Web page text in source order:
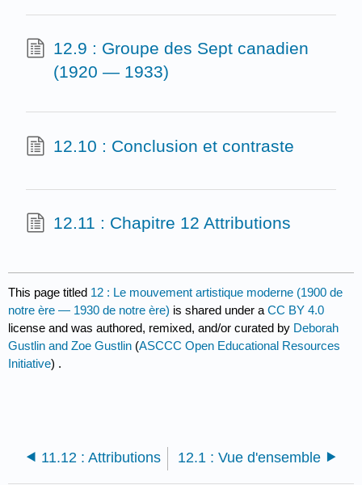
12.9 : Groupe des Sept canadien
(1920 — 1933)
12.10 : Conclusion et contraste
12.11 : Chapitre 12 Attributions
This page titled 12 : Le mouvement artistique moderne (1900 de
notre ère — 1930 de notre ère) is shared under aCC BY 4.0
license and was authored, remixed, and/or curated by Deborah
Gustlin and Zoe Gustlin (ASCCC Open Educational Resources
Initiative) .
11.12 : Attributions 12.1 : Vue d'ensemble